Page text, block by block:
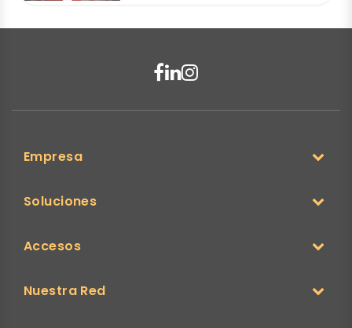
Empresa
Soluciones
Accesos
Nuestra Red